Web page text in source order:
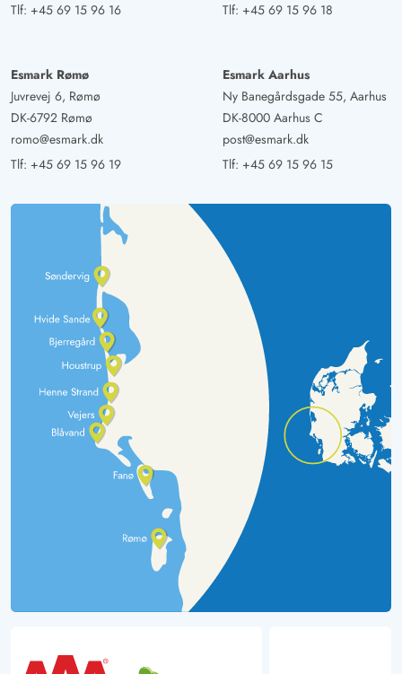
Tlf: +45 69 15 96 16
Tlf: +45 69 15 96 18
Esmark Rømø
Juvrevej 6, Rømø
DK-6792 Rømø
romo@esmark.dk
Tlf: +45 69 15 96 19
Esmark Aarhus
Ny Banegårdsgade 55, Aarhus
DK-8000 Aarhus C
post@esmark.dk
Tlf: +45 69 15 96 15